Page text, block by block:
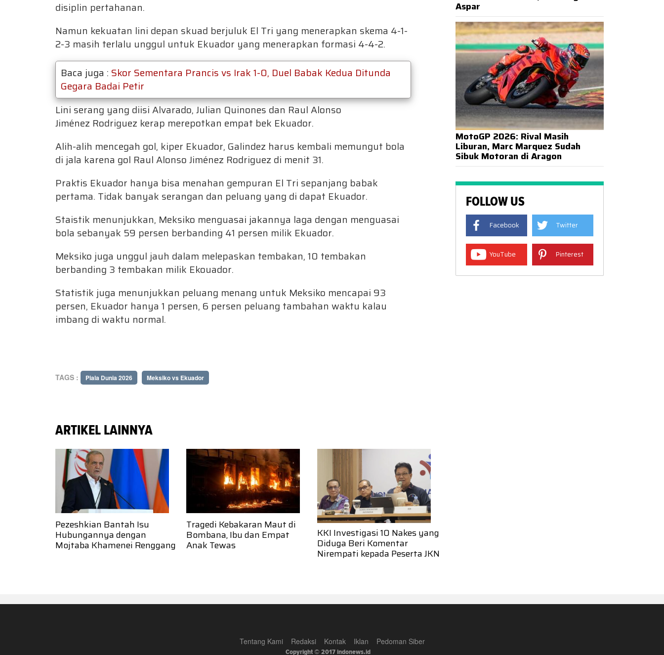
disiplin pertahanan.
Namun kekuatan lini depan skuad berjuluk El Tri yang menerapkan skema 4-1-
2-3 masih terlalu unggul untuk Ekuador yang menerapkan formasi 4-4-2.
Baca juga : Skor Sementara Prancis vs Irak 1-0, Duel Babak Kedua Ditunda
Gegara Badai Petir
Lini serang yang diisi Alvarado, Julian Quinones dan Raul Alonso
Jiménez Rodriguez kerap merepotkan empat bek Ekuador.
Alih-alih mencegah gol, kiper Ekuador, Galindez harus kembali memungut bola
di jala karena gol Raul Alonso Jiménez Rodriguez di menit 31.
Praktis Ekuador hanya bisa menahan gempuran El Tri sepanjang babak
pertama. Tidak banyak serangan dan peluang yang di dapat Ekuador.
Staistik menunjukkan, Meksiko menguasai jakannya laga dengan menguasai
bola sebanyak 59 persen berbanding 41 persen milik Ekuador.
Meksiko juga unggul jauh dalam melepaskan tembakan, 10 tembakan
berbanding 3 tembakan milik Ekouador.
Statistik juga menunjukkan peluang menang untuk Meksiko mencapai 93
persen, Ekuador hanya 1 persen, 6 persen peluang tambahan waktu kalau
imbang di waktu normal.
TAGS : Piala Dunia 2026 Meksiko vs Ekuador
ARTIKEL LAINNYA
Pezeshkian Bantah Isu
Hubungannya dengan
Mojtaba Khamenei Renggang
Tragedi Kebakaran Maut di
Bombana, Ibu dan Empat
Anak Tewas
KKI Investigasi 10 Nakes yang
Diduga Beri Komentar
Nirempati kepada Peserta JKN
Aspar
MotoGP 2026: Rival Masih
Liburan, Marc Marquez Sudah
Sibuk Motoran di Aragon
FOLLOW US
Facebook Twitter
YouTube Pinterest
Tentang Kami Redaksi Kontak Iklan Pedoman Siber
Copyright © 2017 indonews.id